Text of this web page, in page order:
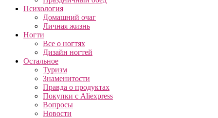
Психология
Домашний очаг
Личная жизнь
Ногти
Все о ногтях
Дизайн ногтей
Остальное
Туризм
Знаменитости
Правда о продуктах
Покупки с Aliexpress
Вопросы
Новости